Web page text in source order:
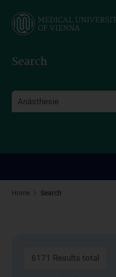
main
Search
Home Search
6171 Results total